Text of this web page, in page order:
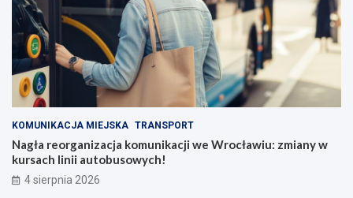
KOMUNIKACJA MIEJSKA TRANSPORT
Nagła reorganizacja komunikacji we Wrocławiu: zmiany w
kursach linii autobusowych!
4 sierpnia 2026